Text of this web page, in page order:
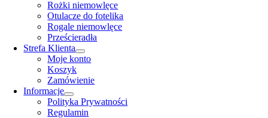
Rożki niemowlęce
Otulacze do fotelika
Rogale niemowlęce
Prześcieradła
Strefa Klienta
Moje konto
Koszyk
Zamówienie
Informacje
Polityka Prywatności
Regulamin